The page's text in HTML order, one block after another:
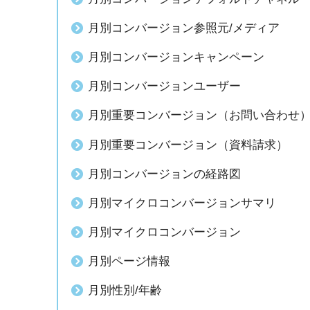
月別コンバージョン参照元/メディア
月別コンバージョンキャンペーン
月別コンバージョンユーザー
月別重要コンバージョン（お問い合わせ
月別重要コンバージョン（資料請求）
月別コンバージョンの経路図
月別マイクロコンバージョンサマリ
月別マイクロコンバージョン
月別ページ情報
月別性別/年齢